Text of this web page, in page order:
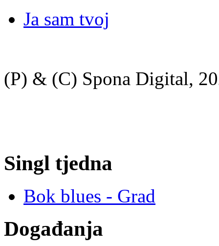
Ja sam tvoj
(P) & (C) Spona Digital,
Singl tjedna
Bok blues - Grad
Događanja